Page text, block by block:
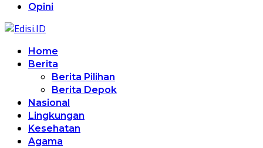
Opini
Home
Berita
Berita Pilihan
Berita Depok
Nasional
Lingkungan
Kesehatan
Agama